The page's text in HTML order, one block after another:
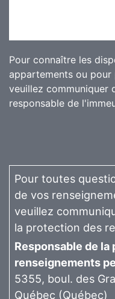
Pour connaître les
appartements ou pour
veuillez communiquer
responsable de
Pour toutes
de vos
veuillez
la protection des
Responsable de
renseignements
5355, boul. des
Québec (Québec)